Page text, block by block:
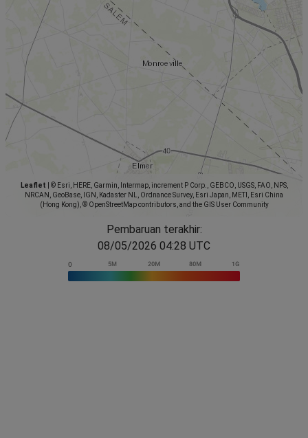
Leaflet
© Esri, HERE, Garmin, Intermap, increment P Corp., GEBCO, USGS, FAO, NPS,
NRCAN, GeoBase, IGN, Kadaster NL, Ordnance Survey, Esri Japan, METI, Esri China
(Hong Kong), © OpenStreetMap contributors, and the GIS User Community
Pembaruan terakhir:
08/05/2026 04:28 UTC